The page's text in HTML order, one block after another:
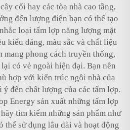
cối hay các tòa nhà cao tầng,
đến lượng điện bạn có thể tạo
loại tấm lợp năng lượng mặt
kiểu dáng, màu sắc và chất liệu
mang phong cách truyền thống,
có vẻ ngoài hiện đại. Bạn nên
hợp với kiến trúc ngôi nhà của
ý đến chất lượng của các tấm lợp.
Energy sản xuất những tấm lợp
tìm kiếm những sản phẩm như
thể sử dụng lâu dài và hoạt động